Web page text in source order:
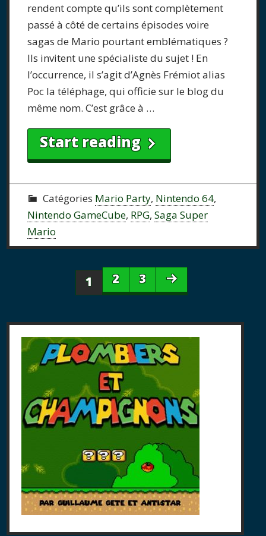
rendent compte qu’ils sont complètement
passé à côté de certains épisodes voire
sagas de Mario pourtant emblématiques ?
Ils invitent une spécialiste du sujet ! En
l’occurrence, il s’agit d’Agnès Frémiot alias
Poc la téléphage, qui officie sur le blog du
même nom. C’est grâce à …
Start reading
Catégories Mario Party, Nintendo 64,
Nintendo GameCube, RPG,Saga Super
Mario
1 2 3